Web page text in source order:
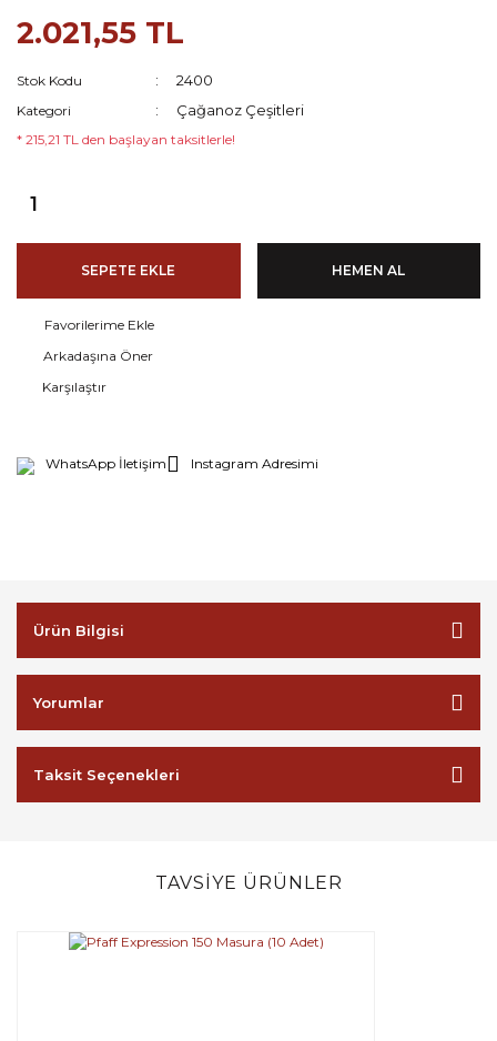
2.021,55 TL
Stok Kodu 2400
Kategori Çağanoz Çeşitleri
* 215,21 TL den başlayan taksitlerle!
SEPETE EKLE HEMEN AL
Arkadaşına Öner
Karşılaştır
WhatsApp İletişim Instagram Adresimi
Ürün Bilgisi
Yorumlar
Taksit Seçenekleri
TAVSİYE ÜRÜNLER